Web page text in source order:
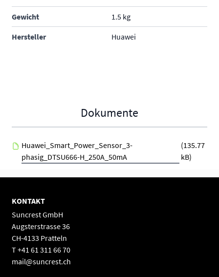
Gewicht 1.5 kg
Hersteller Huawei
Dokumente
Huawei_Smart_Power_Sensor_3-
phasig_DTSU666-H_250A_50mA
(135.77
kB)
KONTAKT
Suncrest GmbH
Augsterstrasse 36
CH-4133 Pratteln
T +41 61 311 66 70
mail@suncrest.ch